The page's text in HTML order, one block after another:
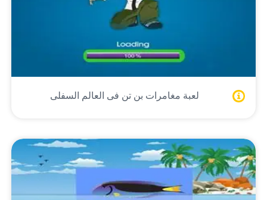
لعبة مغامرات بن تن فى العالم السفلى